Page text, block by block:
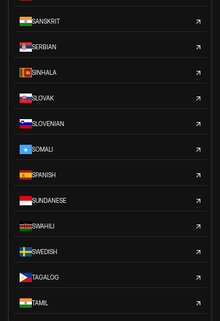
SANSKRIT
SERBIAN
SINHALA
SLOVAK
SLOVENIAN
SOMALI
SPANISH
SUNDANESE
SWAHILI
SWEDISH
TAGALOG
TAMIL